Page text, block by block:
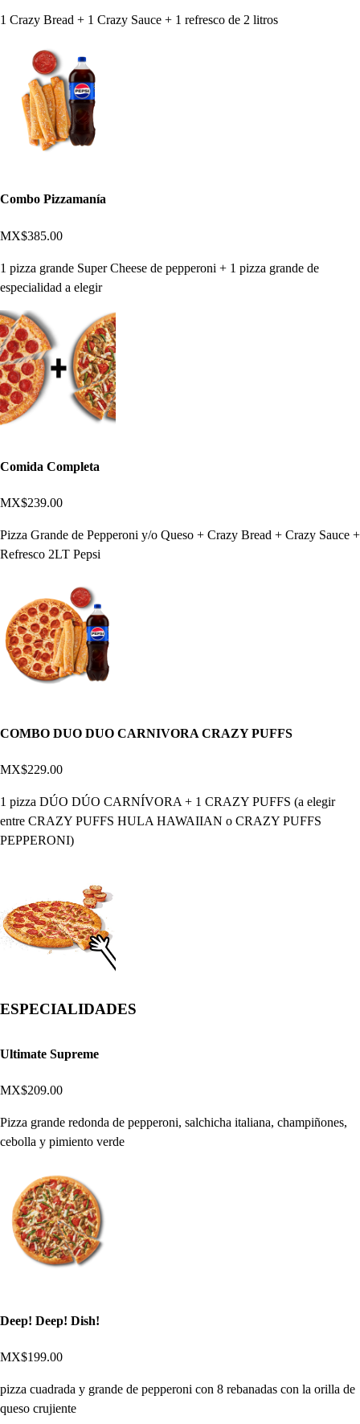
1 Crazy Bread + 1 Crazy Sauce + 1 refresco de 2 litros
Combo Pizzamanía
MX$385.00
1 pizza grande Super Cheese de pepperoni + 1 pizza grande de
especialidad a elegir
Comida Completa
MX$239.00
Pizza Grande de Pepperoni y/o Queso + Crazy Bread + Crazy Sauce +
Refresco 2LT Pepsi
COMBO DUO DUO CARNIVORA CRAZY PUFFS
MX$229.00
1 pizza DÚO DÚO CARNÍVORA + 1 CRAZY PUFFS (a elegir
entre CRAZY PUFFS HULA HAWAIIAN o CRAZY PUFFS
PEPPERONI)
ESPECIALIDADES
Ultimate Supreme
MX$209.00
Pizza grande redonda de pepperoni, salchicha italiana, champiñones,
cebolla y pimiento verde
Deep! Deep! Dish!
MX$199.00
pizza cuadrada y grande de pepperoni con 8 rebanadas con la orilla de
queso crujiente